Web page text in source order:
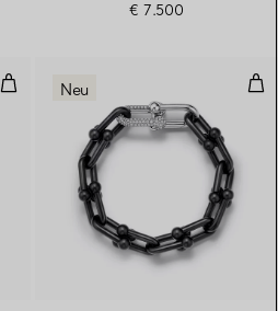
€ 7.500
Große Gliederhalskette in Titan
Neu